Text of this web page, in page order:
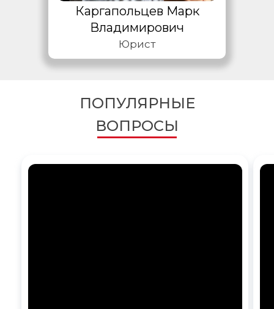
Каргапольцев Марк
Владимирович
Юрист
ПОПУЛЯРНЫЕ
ВОПРОСЫ